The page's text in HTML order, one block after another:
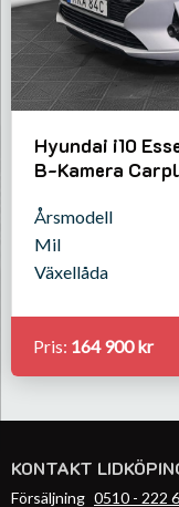
Hyundai i10
B-Kamera
Årsmodell
Mil
Växellåda
Pris: 164 900 kr
KONTAKT
Försäljning 0510 - 222